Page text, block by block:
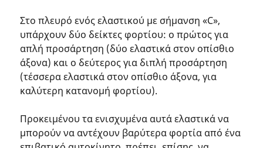
Στο πλευρό ενός ελαστικού με σήμανση «C»,
υπάρχουν δύο δείκτες φορτίου: ο πρώτος για
απλή προσάρτηση (δύο ελαστικά στον οπίσθιο
άξονα) και ο δεύτερος για διπλή προσάρτηση
(τέσσερα ελαστικά στον οπίσθιο άξονα, για
καλύτερη κατανομή φορτίου).
Προκειμένου τα ενισχυμένα αυτά ελαστικά να
μπορούν να αντέχουν βαρύτερα φορτία από ένα